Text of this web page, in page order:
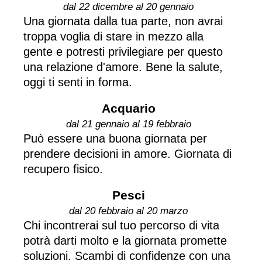
dal 22 dicembre al 20 gennaio
Una giornata dalla tua parte, non avrai
troppa voglia di stare in mezzo alla
gente e potresti privilegiare per questo
una relazione d'amore. Bene la salute,
oggi ti senti in forma.
Acquario
dal 21 gennaio al 19 febbraio
Può essere una buona giornata per
prendere decisioni in amore. Giornata di
recupero fisico.
Pesci
dal 20 febbraio al 20 marzo
Chi incontrerai sul tuo percorso di vita
potrà darti molto e la giornata promette
soluzioni. Scambi di confidenze con una